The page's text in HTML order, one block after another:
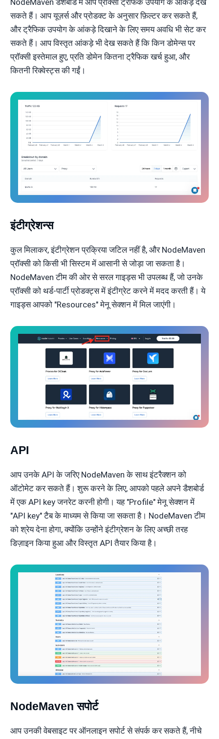
सकते हैं। आप यूज़र्स और प्रोडक्ट के अनुसार फ़िल्टर कर सकते हैं,
और ट्रैफिक उपयोग के आंकड़े दिखाने के लिए समय अवधि भी सेट कर
सकते हैं। आप विस्तृत आंकड़े भी देख सकते हैं कि किन डोमेन्स पर
प्रॉक्सी इस्तेमाल हुए, प्रति डोमेन कितना ट्रैफिक खर्च हुआ, और
कितनी रिक्वेस्ट्स की गईं।
इंटीग्रेशन्स
कुल मिलाकर, इंटीग्रेशन प्रक्रिया जटिल नहीं है, और NodeMaven
प्रॉक्सी को किसी भी सिस्टम में आसानी से जोड़ा जा सकता है।
NodeMaven टीम की ओर से सरल गाइड्स भी उपलब्ध हैं, जो उनके
प्रॉक्सी को थर्ड-पार्टी प्रोडक्ट्स में इंटीग्रेट करने में मदद करती हैं। ये
गाइड्स आपको "Resources" मेनू सेक्शन में मिल जाएंगी।
API
आप उनके API के जरिए NodeMaven के साथ इंटरैक्शन को
ऑटोमेट कर सकते हैं। शुरू करने के लिए, आपको पहले अपने डैशबोर्ड
में एक API key जनरेट करनी होगी। यह "Profile" मेनू सेक्शन में
"API key" टैब के माध्यम से किया जा सकता है। NodeMaven टीम
को श्रेय देना होगा, क्योंकि उन्होंने इंटीग्रेशन के लिए अच्छी तरह
डिज़ाइन किया हुआ और विस्तृत API तैयार किया है।
NodeMaven सपोर्ट
आप उनकी वेबसाइट पर ऑनलाइन सपोर्ट से संपर्क कर सकते हैं, नीचे